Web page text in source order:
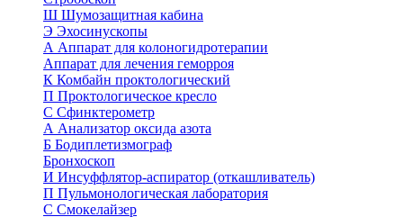
Ш Шумозащитная кабина
Э Эхосинускопы
А Аппарат для колоногидротерапии
Аппарат для лечения геморроя
К Комбайн проктологический
П Проктологическое кресло
С Сфинктерометр
А Анализатор оксида азота
Б Бодиплетизмограф
Бронхоскоп
И Инсуффлятор-аспиратор (откашливатель)
П Пульмонологическая лаборатория
С Смокелайзер